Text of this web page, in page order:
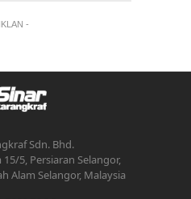
-
Sdn. Bhd.
5, Persiaran Selangor,
Alam Selangor, Malaysia